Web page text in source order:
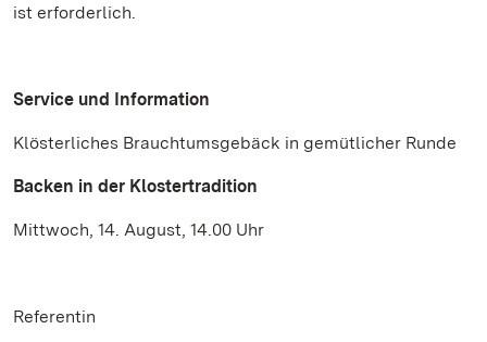
ist erforderlich.
Service und Information
Klösterliches Brauchtumsgebäck in gemütlicher Runde
Backen in der Klostertradition
Mittwoch, 14. August, 14.00 Uhr
Referentin